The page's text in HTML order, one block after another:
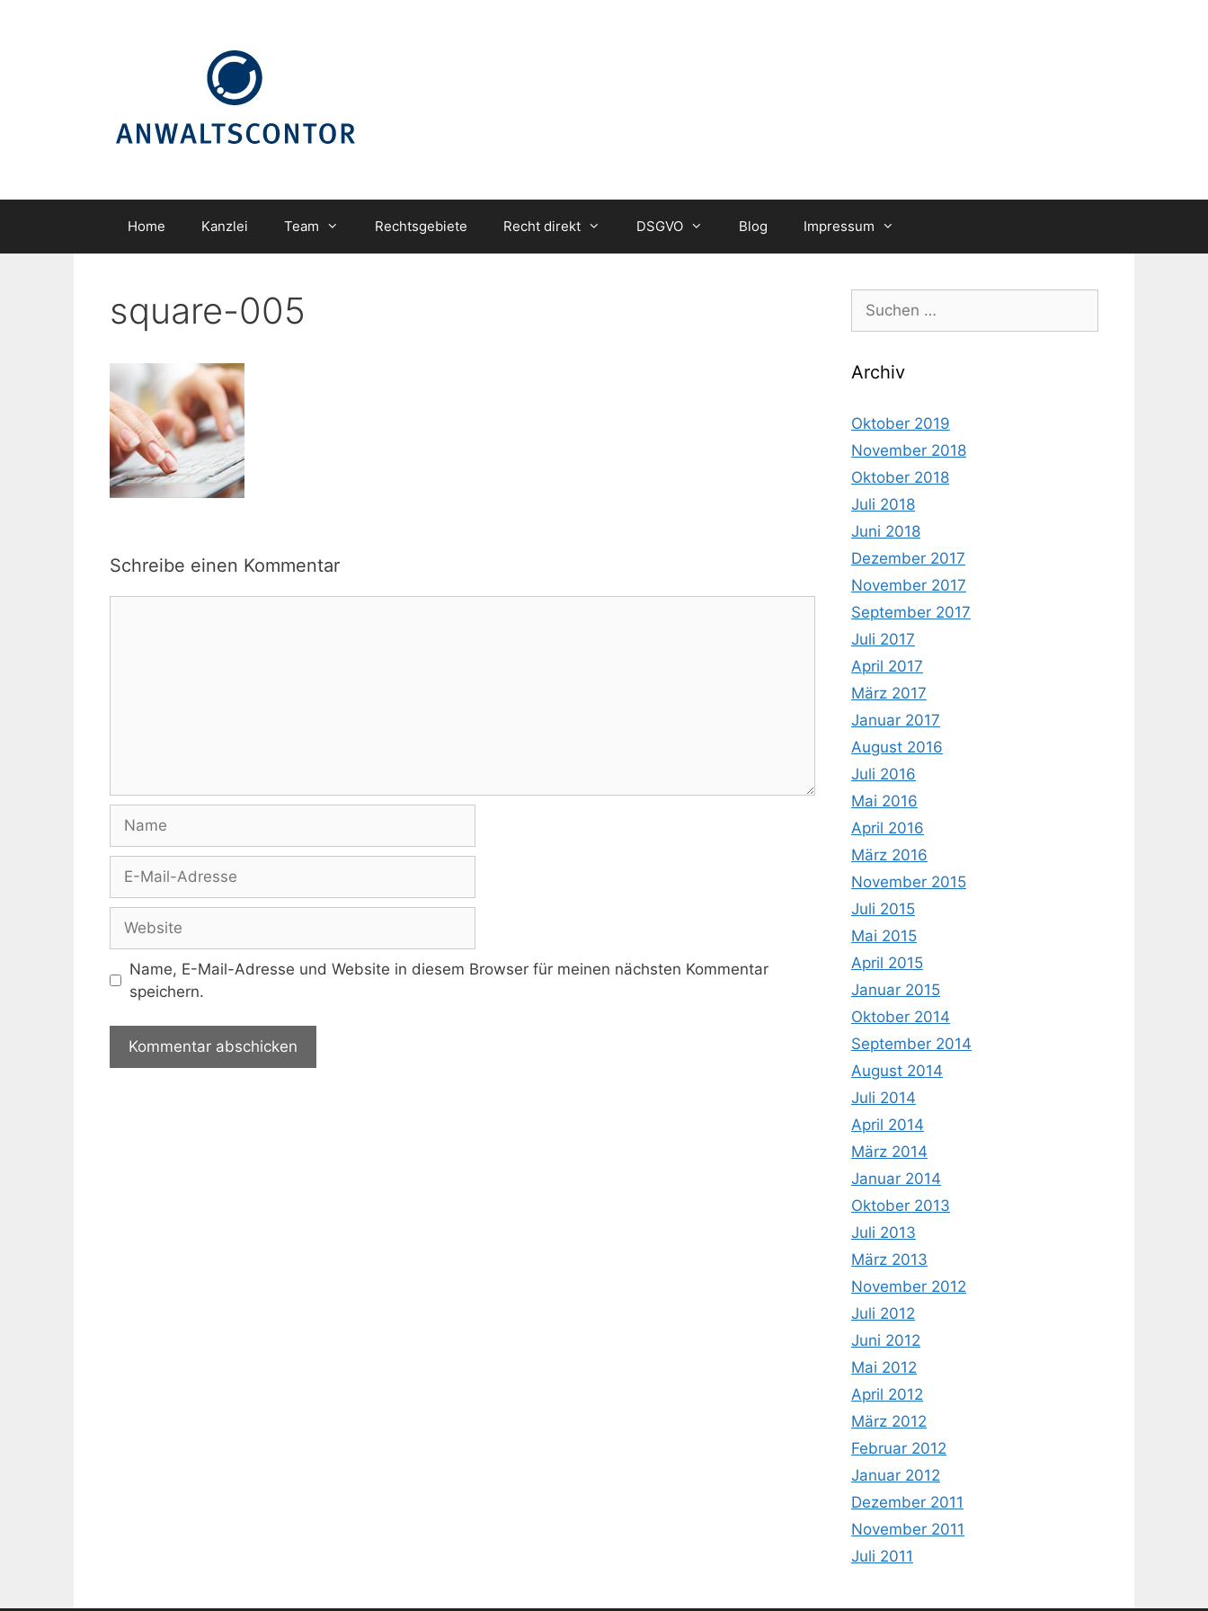
Home Kanzlei Team Rechtsgebiete Recht direkt DSGVO Blog Impressum
square-005
Schreibe einen Kommentar
Mail-
Adresse
Name, E-Mail-Adresse und Website in diesem Browser für meinen nächsten Kommentar
speichern.
Suche
nach:
Archiv
Oktober 2019
November 2018
Oktober 2018
Juli 2018
Juni 2018
Dezember 2017
November 2017
September 2017
Juli 2017
April 2017
März 2017
Januar 2017
August 2016
Juli 2016
Mai 2016
April 2016
März 2016
November 2015
Juli 2015
Mai 2015
April 2015
Januar 2015
Oktober 2014
September 2014
August 2014
Juli 2014
April 2014
März 2014
Januar 2014
Oktober 2013
Juli 2013
März 2013
November 2012
Juli 2012
Juni 2012
Mai 2012
April 2012
März 2012
Februar 2012
Januar 2012
Dezember 2011
November 2011
Juli 2011